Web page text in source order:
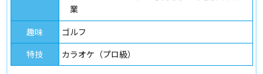
業
趣味
ゴルフ
特技
カラオケ（プロ級）